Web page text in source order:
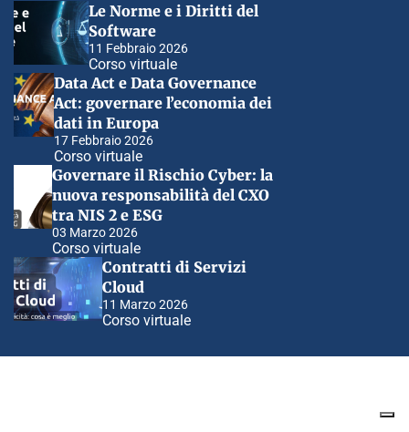
Le Norme e i Diritti del
Software
11 Febbraio 2026
Corso virtuale
Data Act e Data Governance
Act: governare l’economia dei
dati in Europa
17 Febbraio 2026
Corso virtuale
Governare il Rischio Cyber: la
nuova responsabilità del CXO
tra NIS 2 e ESG
03 Marzo 2026
Corso virtuale
Contratti di Servizi
Cloud
11 Marzo 2026
Corso virtuale